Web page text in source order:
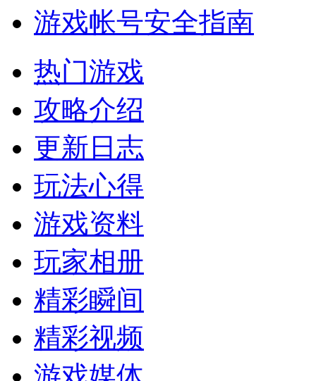
游戏帐号安全指南
热门游戏
攻略介绍
更新日志
玩法心得
游戏资料
玩家相册
精彩瞬间
精彩视频